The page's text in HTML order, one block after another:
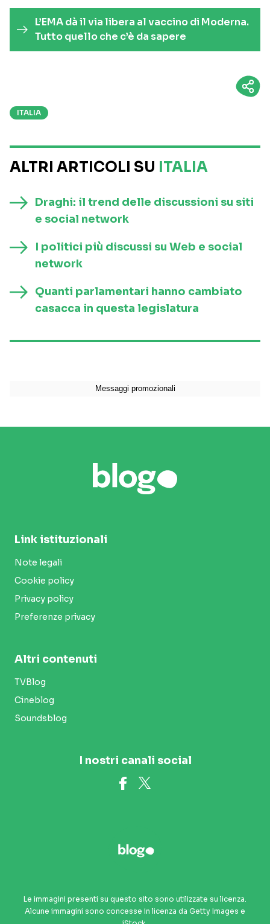
L’EMA dà il via libera al vaccino di Moderna.
Tutto quello che c’è da sapere
ITALIA
ALTRI ARTICOLI SU ITALIA
Draghi: il trend delle discussioni su siti
e social network
I politici più discussi su Web e social
network
Quanti parlamentari hanno cambiato
casacca in questa legislatura
Link istituzionali
Note legali
Cookie policy
Privacy policy
Preferenze privacy
Altri contenuti
TVBlog
Cineblog
Soundsblog
I nostri canali social
Le immagini presenti su questo sito sono utilizzate su licenza.
Alcune immagini sono concesse in licenza da Getty Images e